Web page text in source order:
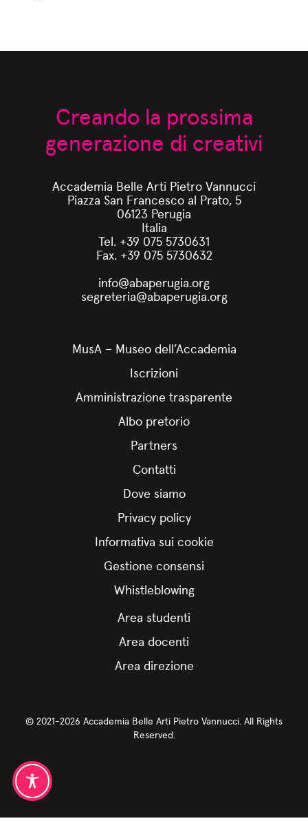
Creando la prossima
generazione di creativi
Accademia Belle Arti Pietro Vannucci
Piazza San Francesco al Prato, 5
06123 Perugia
Italia
Tel. +39 075 5730631
Fax. +39 075 5730632
info@abaperugia.org
segreteria@abaperugia.org
MusA – Museo dell’Accademia
Iscrizioni
Amministrazione trasparente
Albo pretorio
Partners
Contatti
Dove siamo
Privacy policy
Informativa sui cookie
Gestione consensi
Whistleblowing
Area studenti
Area docenti
Area direzione
© 2021-2026 Accademia Belle Arti Pietro Vannucci. All Rights
Reserved.